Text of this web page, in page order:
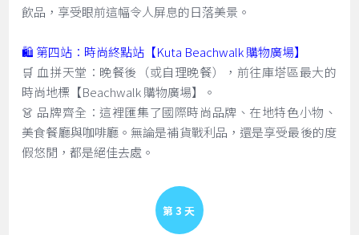
飲品，享受眼前這幅令人屏息的日落美景。
🛍️ 第四站：時尚終點站【Kuta Beachwalk 購物廣場】
🛒 血拼天堂：晚餐後（或自理晚餐），前往庫塔區最大的
時尚地標【Beachwalk 購物廣場】。
👗 品牌齊全：這裡匯集了國際時尚品牌、在地特色小物、
美食餐廳與咖啡廳。無論是補貨戰利品，還是享受最後的度
假悠閒，都是絕佳去處。
Day 3